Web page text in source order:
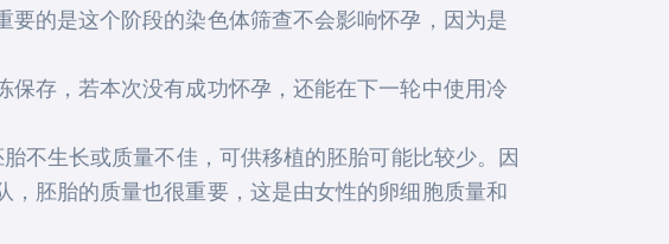
的是这个阶段的染色体筛查不会影响怀孕，因为是
存，若本次没有成功怀孕，还能在下一轮中使用冷
不生长或质量不佳，可供移植的胚胎可能比较少。因
胚胎的质量也很重要，这是由女性的卵细胞质量和